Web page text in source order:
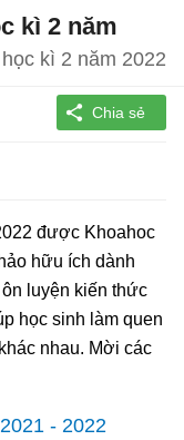
kì 2 năm
kì 2 năm 2022
được Khoahoc
hữu ích dành
luyện kiến thức
học sinh làm quen
nhau. Mời các
- 2022